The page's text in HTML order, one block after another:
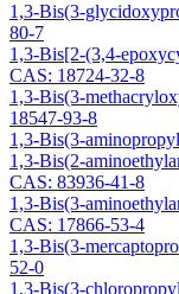
1,3-Bis(3-
80-7
1,3-Bis[2-(3,4-
CAS: 18724-32-8
1,3-Bis(3-
18547-93-8
1,3-Bis(3-
1,3-Bis(2-
CAS: 83936-41-8
1,3-Bis(3-
CAS: 17866-53-4
1,3-Bis(3-
52-0
1,3-Bis(3-